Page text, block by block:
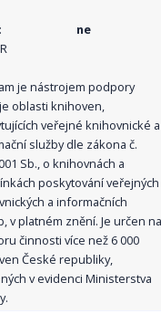
ne
je nástrojem podpory
oblasti knihoven,
veřejné knihovnické a
služby dle zákona č.
Sb., o knihovnách a
poskytování veřejných
a informačních
v platném znění. Je určen na
činnosti více než 6 000
České republiky,
v evidenci Ministerstva